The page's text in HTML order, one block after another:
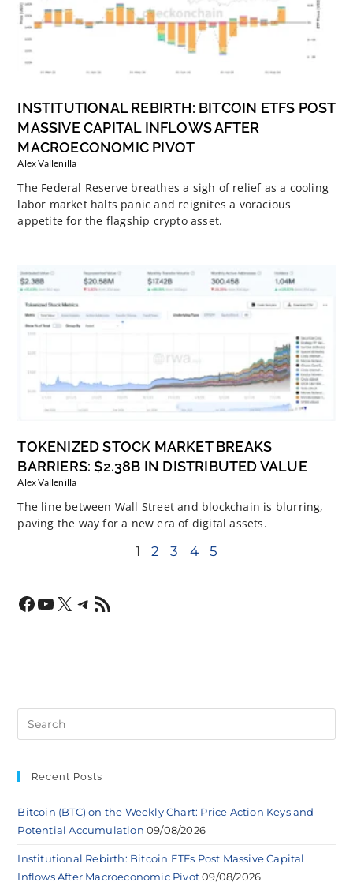
INSTITUTIONAL REBIRTH: BITCOIN ETFS POST
MASSIVE CAPITAL INFLOWS AFTER
MACROECONOMIC PIVOT
Alex Vallenilla
The Federal Reserve breathes a sigh of relief as a cooling
labor market halts panic and reignites a voracious
appetite for the flagship crypto asset.
TOKENIZED STOCK MARKET BREAKS
BARRIERS: $2.38B IN DISTRIBUTED VALUE
Alex Vallenilla
The line between Wall Street and blockchain is blurring,
paving the way for a new era of digital assets.
1 2 3 4 5
Recent Posts
Bitcoin (BTC) on the Weekly Chart: Price Action Keys and
Potential Accumulation 09/08/2026
Institutional Rebirth: Bitcoin ETFs Post Massive Capital
Inflows After Macroeconomic Pivot 09/08/2026